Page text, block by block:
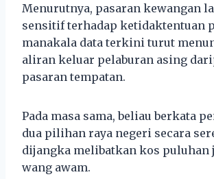
Menurutnya, pasaran kewangan
sensitif terhadap ketidaktentuan
manakala data terkini turut
aliran keluar pelaburan asing
pasaran tempatan.
Pada masa sama, beliau berkata
dua pilihan raya negeri secara
dijangka melibatkan kos
wang awam.